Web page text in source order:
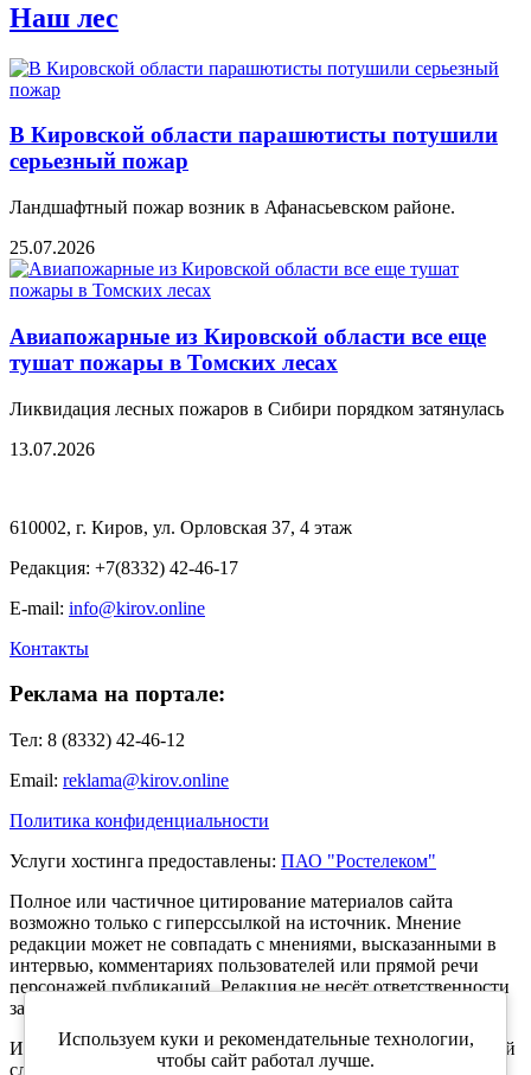
Наш лес
В Кировской области парашютисты потушили
серьезный пожар
Ландшафтный пожар возник в Афанасьевском районе.
25.07.2026
Авиапожарные из Кировской области все еще
тушат пожары в Томских лесах
Ликвидация лесных пожаров в Сибири порядком затянулась
13.07.2026
610002, г. Киров, ул. Орловская 37, 4 этаж
Редакция: +7(8332) 42-46-17
E-mail: info@kirov.online
Контакты
Реклама на портале:
Тел: 8 (8332) 42-46-12
Email: reklama@kirov.online
Политика конфиденциальности
Услуги хостинга предоставлены: ПАО "Ростелеком"
Полное или частичное цитирование материалов сайта
возможно только с гиперссылкой на источник. Мнение
редакции может не совпадать с мнениями, высказанными в
интервью, комментариях пользователей или прямой речи
персонажей публикаций. Редакция не несёт ответственности
за текст комментариев читателей.
Интернет-портал Kirov.online зарегистрирован в Федеральной
службе по надзору в сфере связи, информационных
Используем куки и рекомендательные технологии,
чтобы сайт работал лучше.